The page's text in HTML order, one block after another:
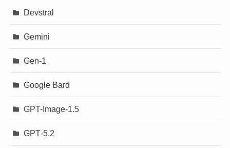
Devstral
Gemini
Gen-1
Google Bard
GPT-Image-1.5
GPT‐5.2